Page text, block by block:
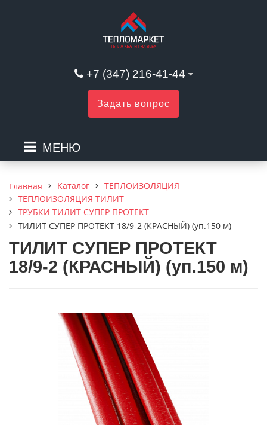
+7 (347) 216-41-44
Задать вопрос
МЕНЮ
Главная Каталог
ТЕПЛОИЗОЛЯЦИЯ
ТЕПЛОИЗОЛЯЦИЯ ТИЛИТ
ТРУБКИ ТИЛИТ СУПЕР ПРОТЕКТ
ТИЛИТ СУПЕР ПРОТЕКТ 18/9-2 (КРАСНЫЙ) (уп.150 м)
ТИЛИТ СУПЕР ПРОТЕКТ
18/9-2 (КРАСНЫЙ) (уп.150 м)